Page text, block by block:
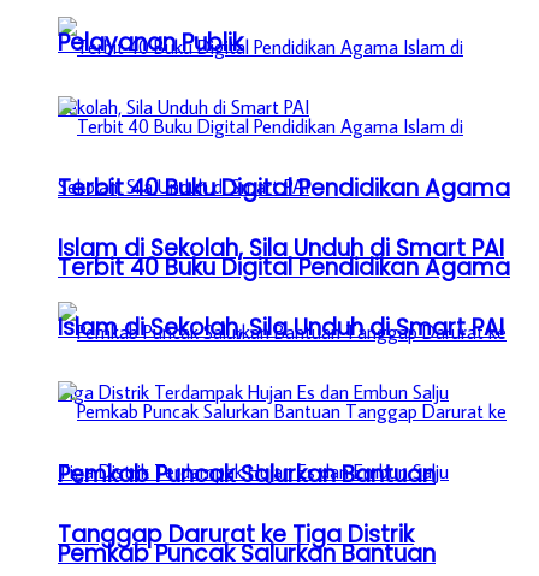
Terbit 40 Buku Digital Pendidikan Agama
Islam di Sekolah, Sila Unduh di Smart PAI
Pemkab Puncak Salurkan Bantuan
Tanggap Darurat ke Tiga Distrik
Pelayanan Publik
Terbit 40 Buku Digital Pendidikan Agama
Islam di Sekolah, Sila Unduh di Smart PAI
Pemkab Puncak Salurkan Bantuan